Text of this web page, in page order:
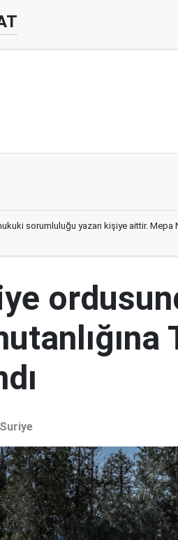
sorumluluğu yazan kişiye aittir.
Suriye